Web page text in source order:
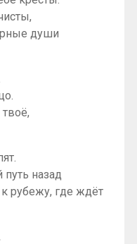
души
назад
рубежу, где ждёт